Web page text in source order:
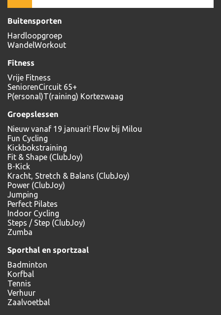
Buitensporten
Hardloopgroep
WandelWorkout
Fitness
Vrije Fitness
SeniorenCircuit 65+
P(ersonal)T(raining) Kortezwaag
Groepslessen
Nieuw vanaf 19 januari! Flow bij Milou
Fun Cycling
Kickbokstraining
Fit & Shape (ClubJoy)
B-Kick
Kracht, Stretch & Balans (ClubJoy)
Power (ClubJoy)
Jumping
Perfect Pilates
Indoor Cycling
Steps / Step (ClubJoy)
Zumba
Sporthal en sportzaal
Badminton
Korfbal
Tennis
Verhuur
Zaalvoetbal